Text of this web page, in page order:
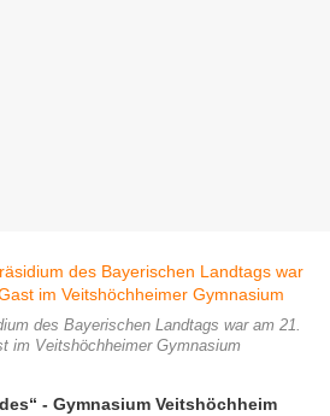
des Bayerischen Landtags war am 21.
im Veitshöchheimer Gymnasium
- Gymnasium Veitshöchheim